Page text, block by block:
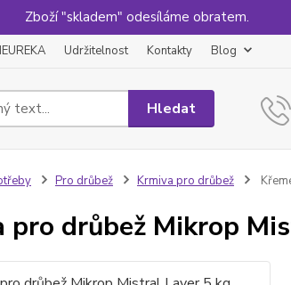
Zboží "skladem" odesíláme obratem.
Udržitelnost Kontakty Blog
Hledat
Pro drůbež Krmiva pro drůbež
pro drůbež Mikrop